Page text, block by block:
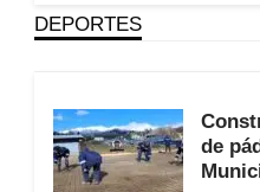
DEPORTES
de